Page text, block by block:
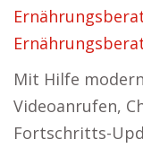
Mit Hilfe
Videoanrufen,
Fortschritts-